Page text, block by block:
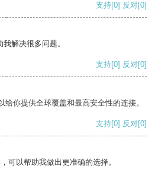
支持[0] 反对[0]
解决很多问题。
支持[0] 反对[0]
你提供全球覆盖和最高安全性的连接。
支持[0] 反对[0]
可以帮助我做出更准确的选择。